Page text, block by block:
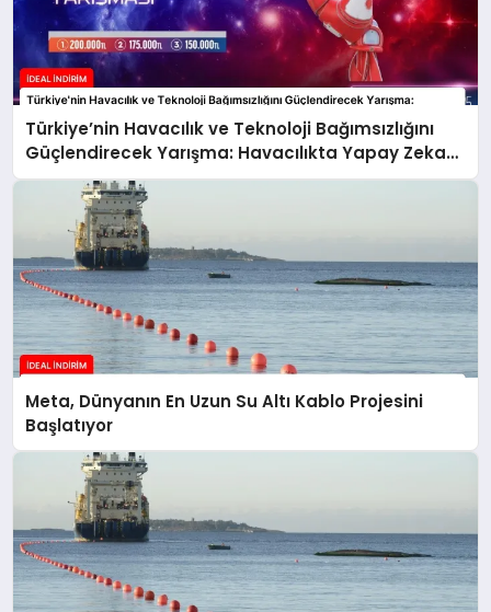
Türkiye’nin Havacılık ve Teknoloji Bağımsızlığını
Güçlendirecek Yarışma: Havacılıkta Yapay Zeka
Yarışması
Meta, Dünyanın En Uzun Su Altı Kablo Projesini
Başlatıyor